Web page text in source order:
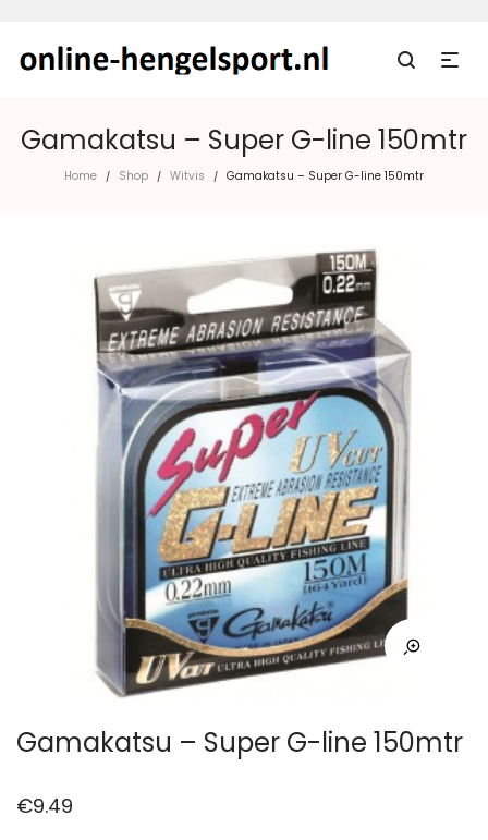
Gamakatsu – Super G-line 150mtr
Home / Shop / Witvis / Gamakatsu – Super G-line 150mtr
Gamakatsu – Super G-line 150mtr
€9.49